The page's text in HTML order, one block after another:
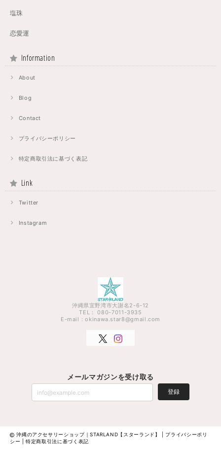
塩珠
恋愛運
Information
About
Blog
Contact
プライバシーポリシー
特定商取引法に基づく表記
Link
Twitter
Instagram
沖縄県宜野湾市大謝名2-6-12
TEL： 080-7011-3935
E-mail：okinawa.star8@gmail.com
メールマガジンを受け取る
登録
沖縄のアクセサリーショップ｜STARLAND【スターランド】 | プライバシーポリ
シー
|特定商取引法に基づく表記